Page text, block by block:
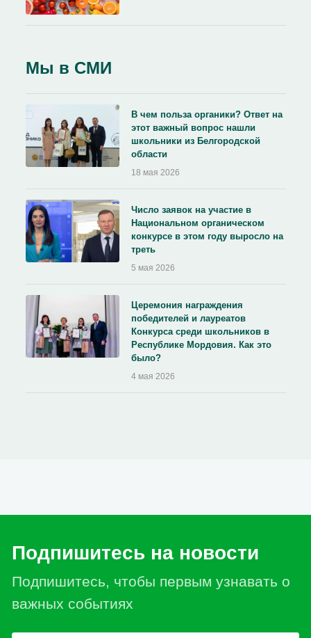
Мы в СМИ
В чем польза органики? Ответ на
этот важный вопрос нашли
школьники из Белгородской
области
18 мая 2026
Число заявок на участие в
Национальном органическом
конкурсе в этом году выросло на
треть
5 мая 2026
Церемония награждения
победителей и лауреатов
Конкурса среди школьников в
Республике Мордовия. Как это
было?
4 мая 2026
Подпишитесь на новости
Подпишитесь, чтобы первым узнавать о
важных событиях